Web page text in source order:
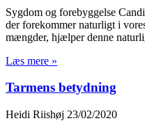
Sygdom og forebyggelse
der forekommer naturligt i
mængder, hjælper denne
Læs mere »
Tarmens betydning
Heidi Riishøj 23/02/2020